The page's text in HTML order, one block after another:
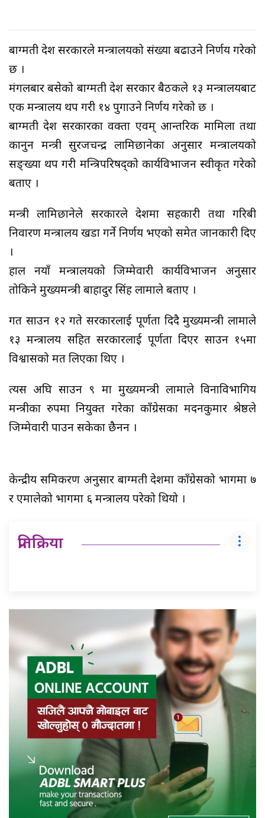
बाग्मती प्रदेश सरकारले मन्त्रालयको संख्या बढाउने निर्णय गरेको
छ ।
मंगलबार बसेको बाग्मती प्रदेश सरकार बैठकले १३ मन्त्रालयबाट
एक मन्त्रालय थप गरी १४ पुगाउने निर्णय गरेको छ ।
बाग्मती प्रदेश सरकारका प्रवक्ता एवम् आन्तरिक मामिला तथा
कानुन मन्त्री सुरजचन्द्र लामिछानेका अनुसार मन्त्रालयको
सङ्ख्या थप गरी मन्त्रिपरिषद्को कार्यविभाजन स्वीकृत गरेको
बताए ।
मन्त्री लामिछानेले सरकारले प्रदेशमा सहकारी तथा गरिबी
निवारण मन्त्रालय खडा गर्ने निर्णय भएको समेत जानकारी दिए
।
हाल नयाँ मन्त्रालयको जिम्मेवारी कार्यविभाजन अनुसार
तोकिने मुख्यमन्त्री बाहादुर सिंह लामाले बताए ।
गत साउन १२ गते सरकारलाई पूर्णता दिदै मुख्यमन्त्री लामाले
१३ मन्त्रालय सहित सरकारलाई पूर्णता दिएर साउन १५मा
विश्वासको मत लिएका थिए ।
त्यस अघि साउन ९ मा मुख्यमन्त्री लामाले विनाविभागिय
मन्त्रीका रुपमा नियुक्त गरेका काँग्रेसका मदनकुमार श्रेष्ठले
जिम्मेवारी पाउन सकेका छैनन ।
केन्द्रीय समिकरण अनुसार बाग्मती प्रदेशमा काँग्रेसको भागमा ७
र एमालेको भागमा ६ मन्त्रालय परेको थियो ।
प्रतिक्रिया